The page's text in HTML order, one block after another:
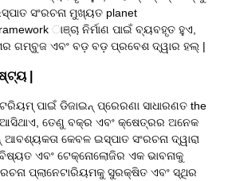
ସଂରଚନା ମୁଖ୍ୟତ planet
ାଞ୍ଚା ନିର୍ମାଣ ପାଇଁ ବ୍ୟବହୃତ ହୁଏ,
ଗମ୍ବୁଜ ଏବଂ ବଡ଼ ବଡ଼ ପ୍ରବେଶ ଦ୍ୱାର ହଲ୍ |
|
ପାଇଁ ଡିଜାଇନ୍ ପ୍ରେରଣା ସାଧାରଣତ the
ତେଣୁ ବକ୍ର ଏବଂ କ୍ଷେତ୍ରର ଅନେକ
କେବଳ ଇସ୍ପାତ ସଂରଚନା ଦ୍ୱାରା
ଏବଂ ଟେକ୍ନୋଲୋଜିର ଏକ ଭାବନାକୁ
ପ୍ଲାନେଟାରିୟମକୁ ସୁରକ୍ଷିତ ଏବଂ ସ୍ଥିର